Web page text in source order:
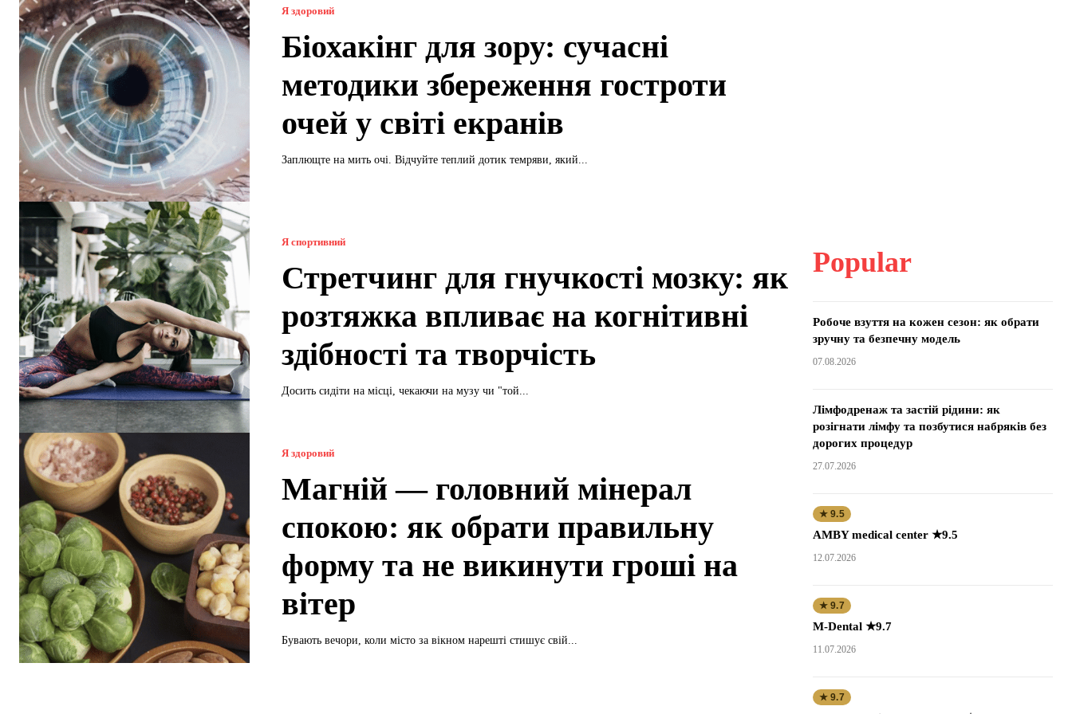
Я здоровий
Біохакінг для зору: сучасні
методики збереження гостроти
очей у світі екранів
Заплющте на мить очі. Відчуйте теплий дотик темряви, який...
Я спортивний
Стретчинг для гнучкості мозку: як
розтяжка впливає на когнітивні
здібності та творчість
Досить сидіти на місці, чекаючи на музу чи "той...
Я здоровий
Магній — головний мінерал
спокою: як обрати правильну
форму та не викинути гроші на
вітер
Бувають вечори, коли місто за вікном нарешті стишує свій...
Popular
Робоче взуття на кожен сезон: як обрати
зручну та безпечну модель
07.08.2026
Лімфодренаж та застій рідини: як
розігнати лімфу та позбутися набряків без
дорогих процедур
27.07.2026
★ 9.5
AMBY medical center ★9.5
12.07.2026
★ 9.7
M-Dental ★9.7
11.07.2026
★ 9.7